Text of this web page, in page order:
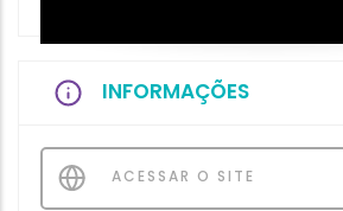
INFORMAÇÕES
ACESSAR O SITE